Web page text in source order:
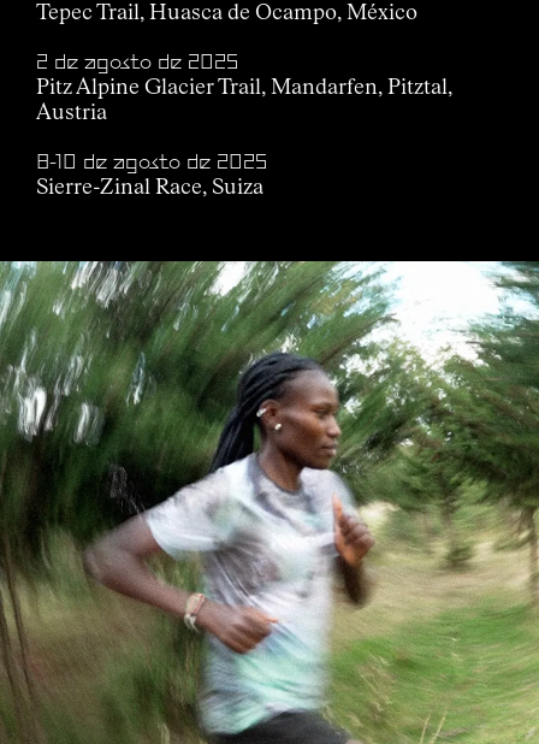
Tepec Trail, Huasca de Ocampo, México
2 de agosto de 2025
Pitz Alpine Glacier Trail, Mandarfen, Pitztal,
Austria
8-10 de agosto de 2025
Sierre-Zinal Race, Suiza